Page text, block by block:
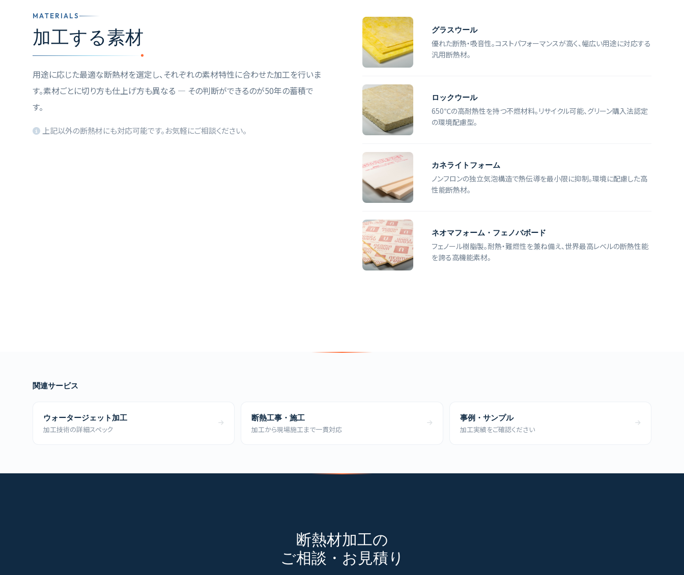
MATERIALS
加工する素材
用途に応じた最適な断熱材を選定し、それぞれの素材特性に合わせた加工を行いま
す。素材ごとに切り方も仕上げ方も異なる — その判断ができるのが50年の蓄積で
す。
上記以外の断熱材にも対応可能です。お気軽にご相談ください。
グラスウール
優れた断熱・吸音性。コストパフォーマンスが高く、幅広い用途に対応する
汎用断熱材。
ロックウール
650℃の高耐熱性を持つ不燃材料。リサイクル可能、グリーン購入法認定
の環境配慮型。
カネライトフォーム
ノンフロンの独立気泡構造で熱伝導を最小限に抑制。環境に配慮した高
性能断熱材。
ネオマフォーム・フェノバボード
フェノール樹脂製。耐熱・難燃性を兼ね備え、世界最高レベルの断熱性能
を誇る高機能素材。
関連サービス
ウォータージェット加工
加工技術の詳細スペック
断熱工事・施工
加工から現場施工まで一貫対応
事例・サンプル
加工実績をご確認ください
断熱材加工の
ご相談・お見積り